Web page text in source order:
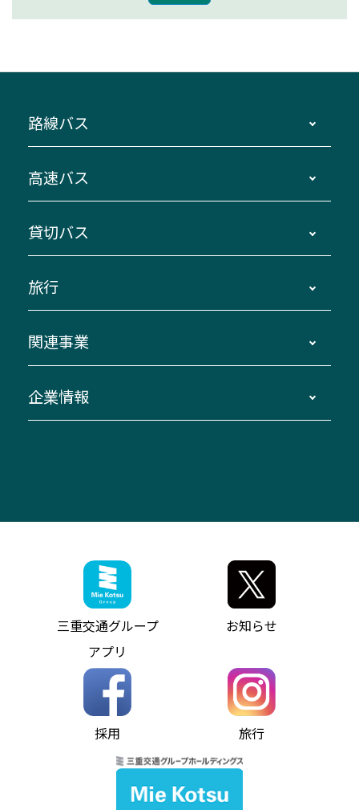
路線バス
主要停留所案内図・時刻表
路線バスのご利用方法
三重交通接近情報バスロケーションシステム
迂回・休止について
臨時バスについて
伊勢二見鳥羽周遊バスCANばす
「みえブルーライン」（三重大学病院直通バ
神都ライナー
ミジュマルのラッピングバス（鈴鹿管内）
参宮バス
神都バス
パールシャトル
バス情報の見える化
コミュニティバス
バス・タクシー交通広告
異常事態発生時のお願い
高速バス
南紀・VISON～横浜・東京・埼玉
伊賀～名古屋
南紀～VISON～名古屋
湯の山温泉～名古屋
桑名・長島温泉・金城ふ頭駅～中部国際空港
（休止中）
お客様駐車場のご案内
アイコンの説明
インターネット予約
よくあるご質問
お問い合わせ
貸切バス
貸切バスのご利用について
お問い合わせ
旅行
貸切バス団体旅行
美し国周遊ばす
関連事業
自家用自動車車両運行管理
ザ・バスコレクション三重交通バスセット
三重交通公式グッズ
企業情報
ファンコーナー
お問い合わせ
お知らせ・最新情報一覧
ニュースリリース
お問い合わせ
個人情報保護方針
ソーシャルメディア運用ポリシー
ホームページのご利用にあたって
Notes for Using this Website
三重交通グループ
アプリ
お知らせ
採用 旅行